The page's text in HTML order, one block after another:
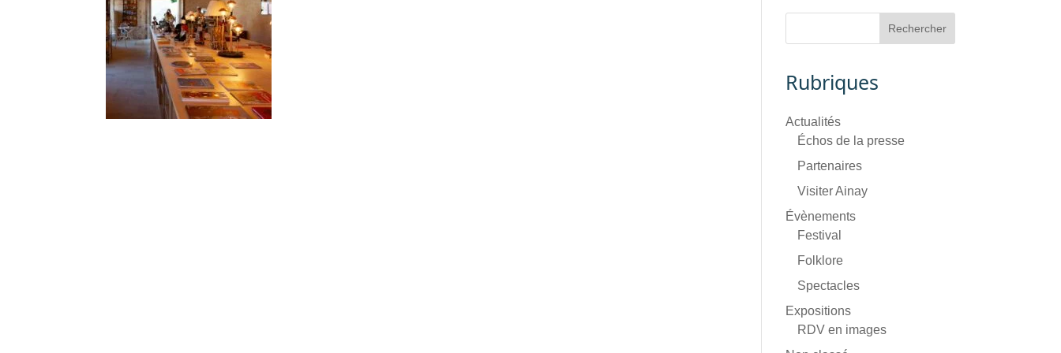
Rubriques
Actualités
Échos de la presse
Partenaires
Visiter Ainay
Évènements
Festival
Folklore
Spectacles
Expositions
RDV en images